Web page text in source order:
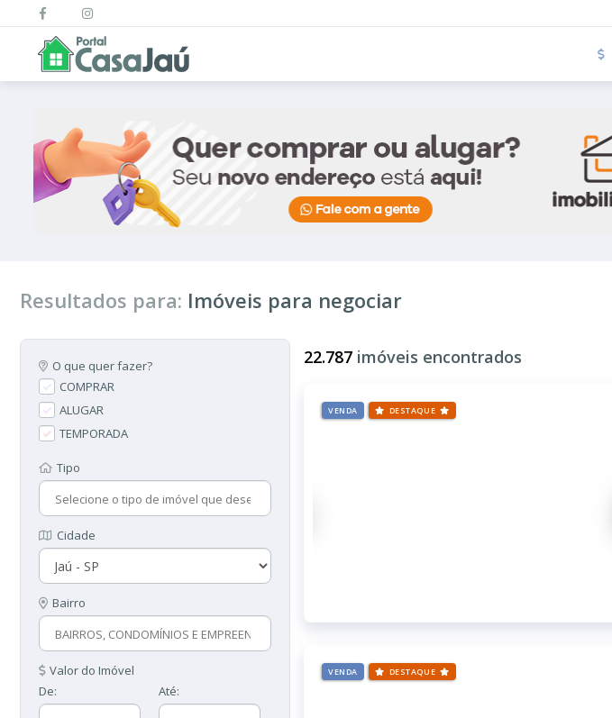
Resultados para: Imóveis para negociar
O que quer fazer?
COMPRAR
ALUGAR
TEMPORADA
Tipo
Cidade
Bairro
Valor do Imóvel
De:
Até:
22.787 imóveis encontrados
VENDA DESTAQUE
VENDA DESTAQUE